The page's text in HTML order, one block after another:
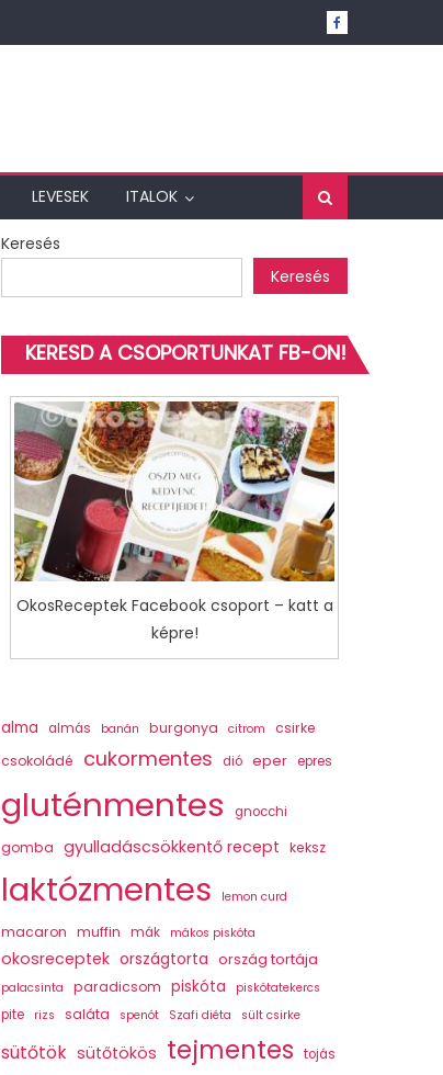
LEVESEK ITALOK
Keresés
Keresés
KERESD A CSOPORTUNKAT FB-ON!
OkosReceptek Facebook csoport – katt a
képre!
alma almás banán burgonya citrom
csirke
csokoládé
cukormentes dió eper epres
gluténmentes gnocchi
gomba gyulladáscsökkentő recept keksz
laktózmentes lemon curd
macaron muffin mák mákos piskóta
okosreceptek országtorta ország tortája
palacsinta paradicsom piskóta piskótatekercs
pite rizs saláta spenót Szafi diéta sült csirke
sütőtök sütőtökös tejmentes tojás